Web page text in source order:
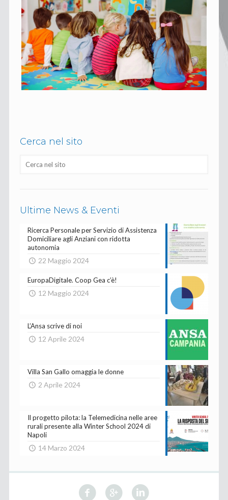
Cerca nel sito
Ultime News & Eventi
Ricerca Personale per Servizio di Assistenza
Domiciliare agli Anziani con ridotta
autonomia
22 Maggio 2024
EuropaDigitale. Coop Gea c’è!
12 Maggio 2024
L’Ansa scrive di noi
12 Aprile 2024
Villa San Gallo omaggia le donne
2 Aprile 2024
Il progetto pilota: la Telemedicina nelle aree
rurali presente alla Winter School 2024 di
Napoli
14 Marzo 2024